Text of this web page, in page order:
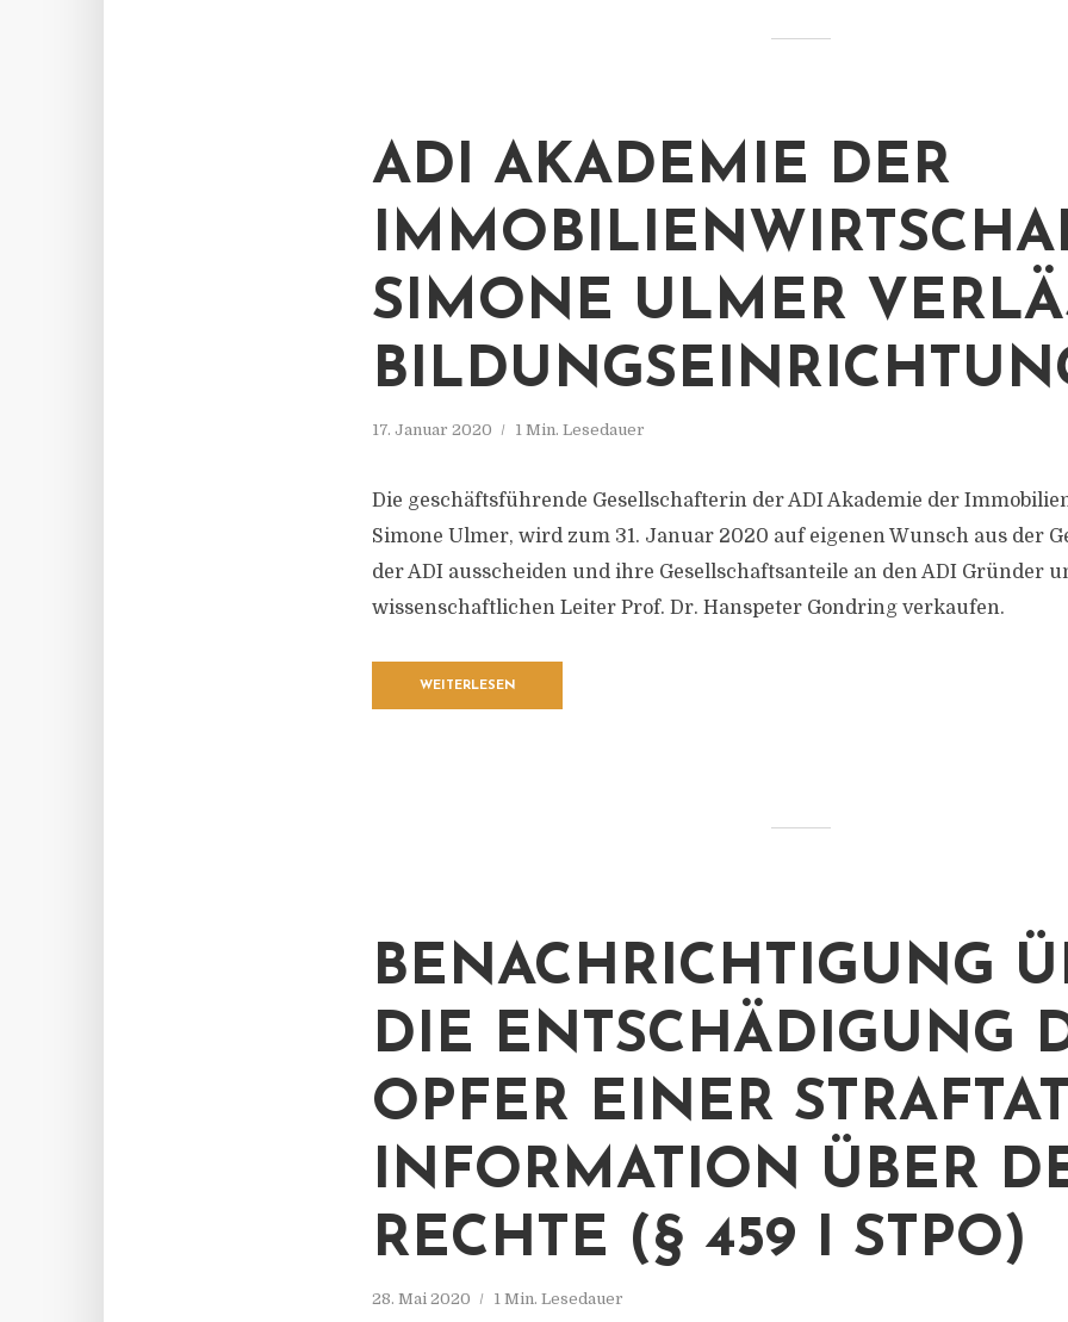
ADI AKADEMIE DER
SIMONE ULMER
17. Januar 2020 1 Min. Lesedauer
Die geschäftsführende Gesellschafterin der ADI Akademie der
Simone Ulmer, wird zum 31. Januar 2020 auf eigenen Wunsch aus der
der ADI ausscheiden und ihre Gesellschaftsanteile an den ADI Gründer
wissenschaftlichen Leiter Prof. Dr. Hanspeter Gondring verkaufen.
WEITERLESEN
BENACHRICHTIGUNG
DIE ENTSCHÄDIGUNG
OPFER EINER
INFORMATION ÜBER
RECHTE (§ 459 I STPO)
28. Mai 2020 1 Min. Lesedauer